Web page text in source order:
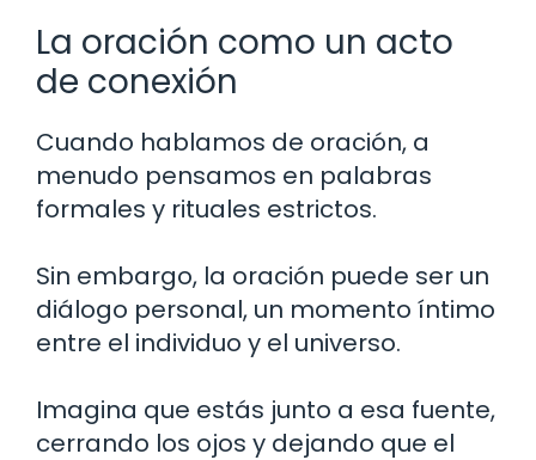
La oración como un acto
de conexión
Cuando hablamos de oración, a
menudo pensamos en palabras
formales y rituales estrictos.
Sin embargo, la oración puede ser un
diálogo personal, un momento íntimo
entre el individuo y el universo.
Imagina que estás junto a esa fuente,
cerrando los ojos y dejando que el